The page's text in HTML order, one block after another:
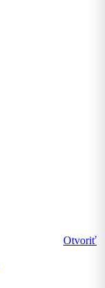
Otvoriť